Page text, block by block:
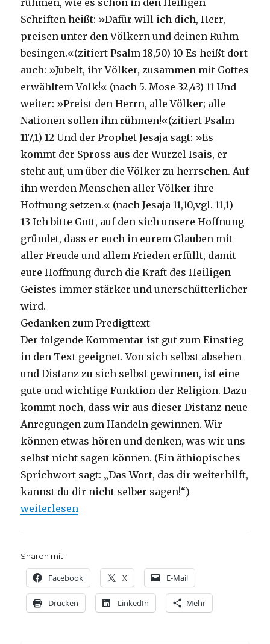
rühmen, wie es schon in den Heiligen
Schriften heißt: »Dafür will ich dich, Herr,
preisen unter den Völkern und deinen Ruhm
besingen.«(zitiert Psalm 18,50) 10 Es heißt dort
auch: »Jubelt, ihr Völker, zusammen mit Gottes
erwähltem Volk!« (nach 5. Mose 32,43) 11 Und
weiter: »Preist den Herrn, alle Völker; alle
Nationen sollen ihn rühmen!«(zitiert Psalm
117,1) 12 Und der Prophet Jesaja sagt: »Es
kommt der Spross aus der Wurzel Isais, er
steht auf, um über die Völker zu herrschen. Auf
ihn werden Menschen aller Völker ihre
Hoffnung setzen.« (nach Jesaja 11,10,vgl. 11,1)
13 Ich bitte Gott, auf den sich unsere Hoffnung
gründet, dass er euch in eurem Glauben mit
aller Freude und allem Frieden erfüllt, damit
eure Hoffnung durch die Kraft des Heiligen
Geistes immer stärker und unerschütterlicher
wird.
Gedanken zum Predigttext
Der folgende Kommentar ist gut zum Einstieg
in den Text geeignet. Von sich selbst absehen
und Distanz zu sich selbst gewinnen, ist eine
gute und wichtige Funktion der Religion. Dazu
kommt noch, dass wir aus dieser Distanz neue
Anregungen zum Handeln gewinnen. Wir
können etwas hören und denken, was wir uns
selbst nicht sagen können. (Ein äthiopisches
Sprichwort sagt: „Das Wort, das dir weiterhilft,
kannst du dir nicht selber sagen!“)
„Predigtmeditation zu Römer 15, 4-13, 3. Advent,
weiterlesen
Sharen mit:
Facebook X E-Mail
Drucken LinkedIn Mehr